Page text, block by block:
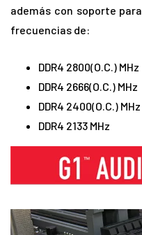
además con soporte para
frecuencias de:
DDR4 2800(O.C.) MHz
DDR4 2666(O.C.) MHz
DDR4 2400(O.C.) MHz
DDR4 2133 MHz